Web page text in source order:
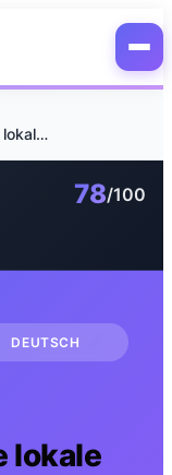
Wie nutzt du GEO-Targeting um deine lokale Marketing-Strategie messbar zu verbessern?
78/100
DEUTSCH
lokale